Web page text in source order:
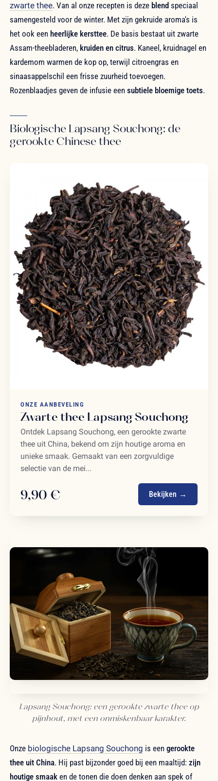
zwarte thee. Van al onze recepten is deze blend speciaal
samengesteld voor de winter. Met zijn gekruide aroma's is
het ook een heerlijke kersttee. De basis bestaat uit zwarte
Assam-theebladeren, kruiden en citrus. Kaneel, kruidnagel en
kardemom warmen de kop op, terwijl citroengras en
sinaasappelschil een frisse zuurheid toevoegen.
Rozenblaadjes geven de infusie een subtiele bloemige toets.
Biologische Lapsang Souchong: de
gerookte Chinese thee
ONZE AANBEVELING
Zwarte thee Lapsang Souchong
Ontdek Lapsang Souchong, een gerookte zwarte
thee uit China, bekend om zijn houtige aroma en
unieke smaak. Gemaakt van een zorgvuldige
selectie van de mei...
9,90 € Bekijken →
Lapsang Souchong: een gerookte zwarte thee op
pijnhout, met een onmiskenbaar karakter.
Onze biologische Lapsang Souchong is een gerookte
thee uit China. Hij past bijzonder goed bij een maaltijd: zijn
houtige smaak en de tonen die doen denken aan spek of